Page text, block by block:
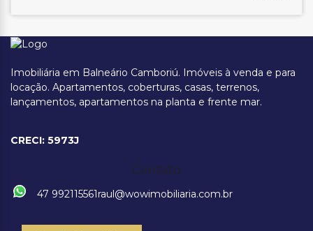
Imobiliária em Balneário Camboriú. Imóveis à venda e para
locação. Apartamentos, coberturas, casas, terrenos,
lançamentos, apartamentos na planta e frente mar.
CRECI: 5973J
Contato
47 992115561raul@wowimobiliaria.com.br